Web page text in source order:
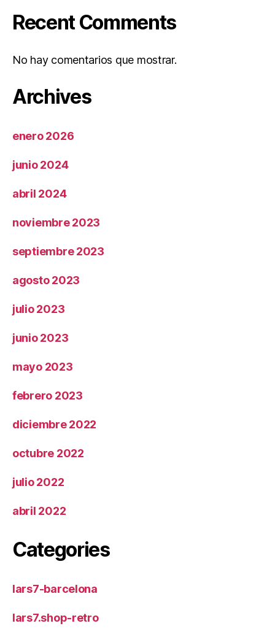
Recent Comments
No hay comentarios que mostrar.
Archives
enero 2026
junio 2024
abril 2024
noviembre 2023
septiembre 2023
agosto 2023
julio 2023
junio 2023
mayo 2023
febrero 2023
diciembre 2022
octubre 2022
julio 2022
abril 2022
Categories
lars7-barcelona
lars7.shop-retro